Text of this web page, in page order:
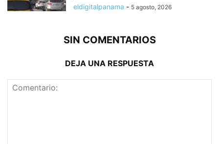
eldigitalpanama - 5 agosto, 2026
SIN COMENTARIOS
DEJA UNA RESPUESTA